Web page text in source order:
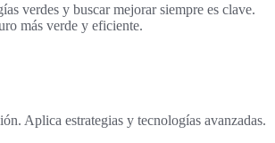
verdes y buscar mejorar siempre es clave.
más verde y eficiente.
Aplica estrategias y tecnologías avanzadas.